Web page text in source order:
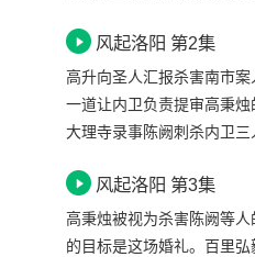
风起洛阳 第2集
高升向圣人汇报杀害南市
一道让内卫负责提审高秉
大理寺录事陈阙刺杀内卫
风起洛阳 第3集
高秉烛被视为杀害陈阙等
的目标是这场婚礼。百里